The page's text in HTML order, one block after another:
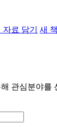
료 담기 새
관심분야를